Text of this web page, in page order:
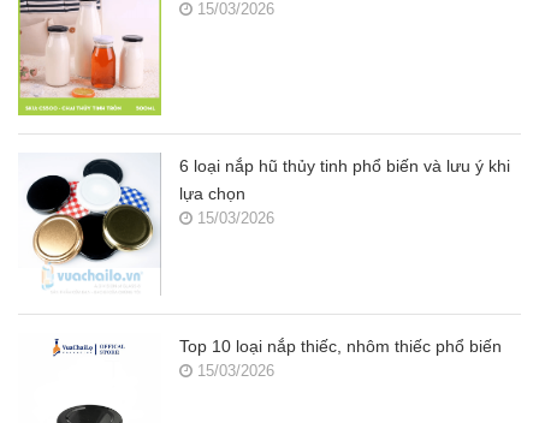
15/03/2026
6 loại nắp hũ thủy tinh phổ biến và lưu ý khi
lựa chọn
15/03/2026
Top 10 loại nắp thiếc, nhôm thiếc phổ biến
15/03/2026